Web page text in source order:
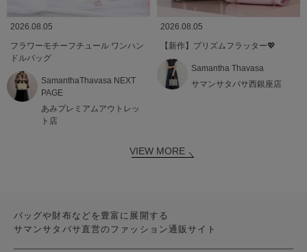
2026.08.05
フラワーモチーフチュール ワンハン
ドルバッグ
SamanthaThavasa NEXT
PAGE
あみプレミアムアウトレッ
ト店
2026.08.05
【新作】プリズムフラッター💖
Samantha Thavasa
サマンサタバサ西銀座店
VIEW MORE
バッグや財布などを豊富に展開する
サマンサタバサ直営のファッション通販サイト